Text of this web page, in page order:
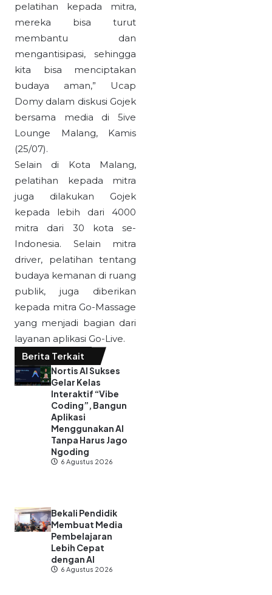
pelatihan kepada mitra,
mereka bisa turut
membantu dan
mengantisipasi, sehingga
kita bisa menciptakan
budaya aman,” Ucap
Domy dalam diskusi Gojek
bersama media di 5ive
Lounge Malang, Kamis
(25/07).
Selain di Kota Malang,
pelatihan kepada mitra
juga dilakukan Gojek
kepada lebih dari 4000
mitra dari 30 kota se-
Indonesia. Selain mitra
driver, pelatihan tentang
budaya kemanan di ruang
publik, juga diberikan
kepada mitra Go-Massage
yang menjadi bagian dari
layanan aplikasi Go-Live.
Berita Terkait
Nortis AI Sukses
Gelar Kelas
Interaktif “Vibe
Coding”, Bangun
Aplikasi
Menggunakan AI
Tanpa Harus Jago
Ngoding
6 Agustus 2026
Bekali Pendidik
Membuat Media
Pembelajaran
Lebih Cepat
dengan AI
6 Agustus 2026